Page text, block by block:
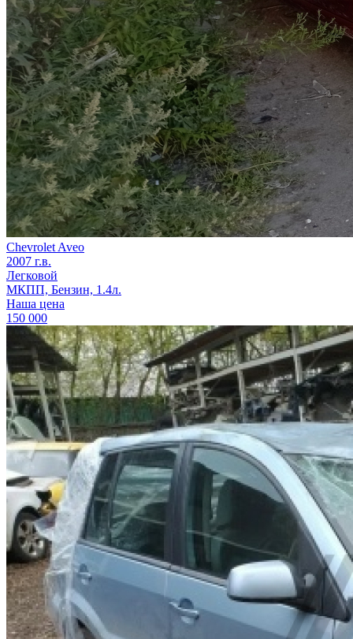
Chevrolet Aveo
2007 г.в.
Легковой
МКПП, Бензин, 1.4л.
Наша цена
150 000